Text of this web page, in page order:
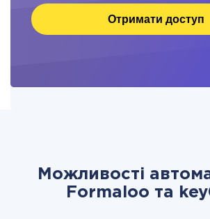
Отримати доступ
Можливості
Formaloo та